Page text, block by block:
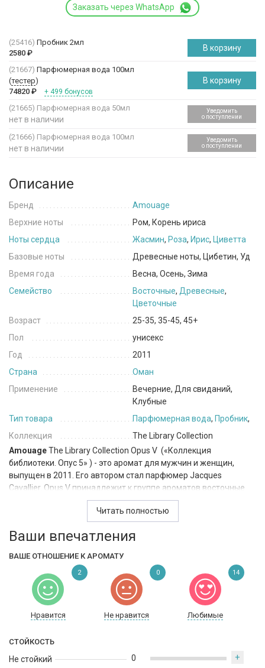
Заказать через WhatsApp
(25416) Пробник 2мл
2580 ₽
В корзину
(21667) Парфюмерная вода 100мл
(тестер)
74820 ₽ + 499 бонусов
В корзину
(21665) Парфюмерная вода 50мл
нет в наличии
Уведомить
о поступлении
(21666) Парфюмерная вода 100мл
нет в наличии
Уведомить
о поступлении
Описание
Бренд
Amouage
Верхние ноты
Ром, Корень ириса
Ноты сердца
Жасмин, Роза, Ирис, Циветта
Базовые ноты
Древесные ноты, Цибетин, Уд
Время года
Весна, Осень, Зима
Семейство
Восточные, Древесные,
Цветочные
Возраст
25-35, 35-45, 45+
Пол
унисекс
Год
2011
Страна
Оман
Применение
Вечерние, Для свиданий,
Клубные
Тип товара
Парфюмерная вода, Пробник,
Коллекция
The Library Collection
AmouageThe Library Collection Opus V («Коллекция
библиотеки. Опус 5» ) - это аромат для мужчин и женщин,
выпущен в 2011. Его автором стал парфюмер Jacques
Cavallier. Opus V принадлежит к группе ароматов восточные
цветочные. Oн создан для особенных, интимных моментов, в
которые вы сможете оценить этот необыкновенный парфюм.
The Library Collection Opus V Amouage - это вечерний,
выразительным, прохладным и мягким, в меру сухим,
сдержанно сладким, утонченным слегка горьковатым
древесным ароматом.
Верхними нотами аромата являются: ром и корень ириса.
Ноты сердца: роза и ирис. Ноты базы: дерево Агар, циветта и
Читать полностью
Ваши впечатления
ВАШЕ ОТНОШЕНИЕ К АРОМАТУ
Нравится Не нравится Любимые
2 0 14
СТОЙКОСТЬ
Не стойкий
0 +